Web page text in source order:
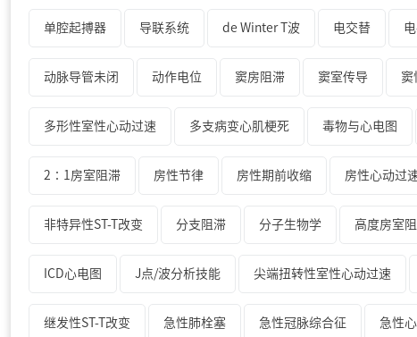
单腔起搏器 导联系统 de Winter T波 电交替
动脉导管未闭 动作电位 窦房阻滞 窦室传导 窦
多形性室性心动过速 多支病变心肌梗死 毒物与心电图
2∶1房室阻滞 房性节律 房性期前收缩 房性心动过
非特异性ST-T改变 分支阻滞 分子生物学 高度房室
ICD心电图 J点/波分析技能 尖端扭转性室性心动过速
继发性ST-T改变 急性肺栓塞 急性冠脉综合征 急性